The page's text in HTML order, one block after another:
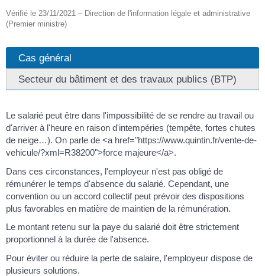
Vérifié le 23/11/2021 – Direction de l'information légale et administrative
(Premier ministre)
Cas général
Secteur du bâtiment et des travaux publics (BTP)
Le salarié peut être dans l'impossibilité de se rendre au travail ou
d'arriver à l'heure en raison d'intempéries (tempête, fortes chutes
de neige…). On parle de <a href="https://www.quintin.fr/vente-de-
vehicule/?xml=R38200">force majeure</a>.
Dans ces circonstances, l'employeur n'est pas obligé de
rémunérer le temps d'absence du salarié. Cependant, une
convention ou un accord collectif peut prévoir des dispositions
plus favorables en matière de maintien de la rémunération.
Le montant retenu sur la paye du salarié doit être strictement
proportionnel à la durée de l'absence.
Pour éviter ou réduire la perte de salaire, l'employeur dispose de
plusieurs solutions.